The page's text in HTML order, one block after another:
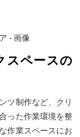
スペースの
ツ制作など、クリ
った作業環境を整
作業スペースにお